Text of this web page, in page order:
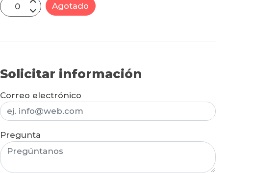
Agotado
Solicitar información
Correo electrónico
Pregunta